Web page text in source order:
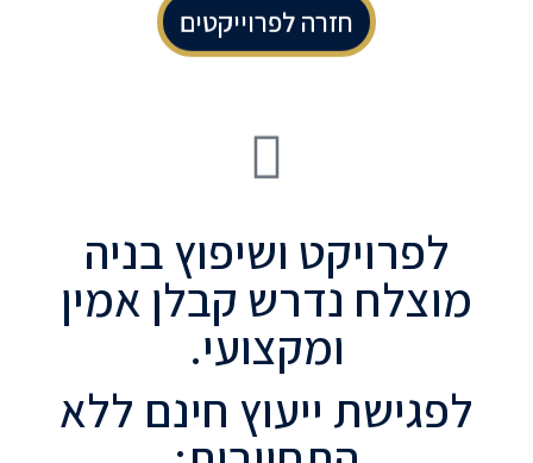
חזרה לפרוייקטים
לפרויקט ושיפוץ בניה
מוצלח נדרש קבלן אמין
ומקצועי.
לפגישת ייעוץ חינם ללא